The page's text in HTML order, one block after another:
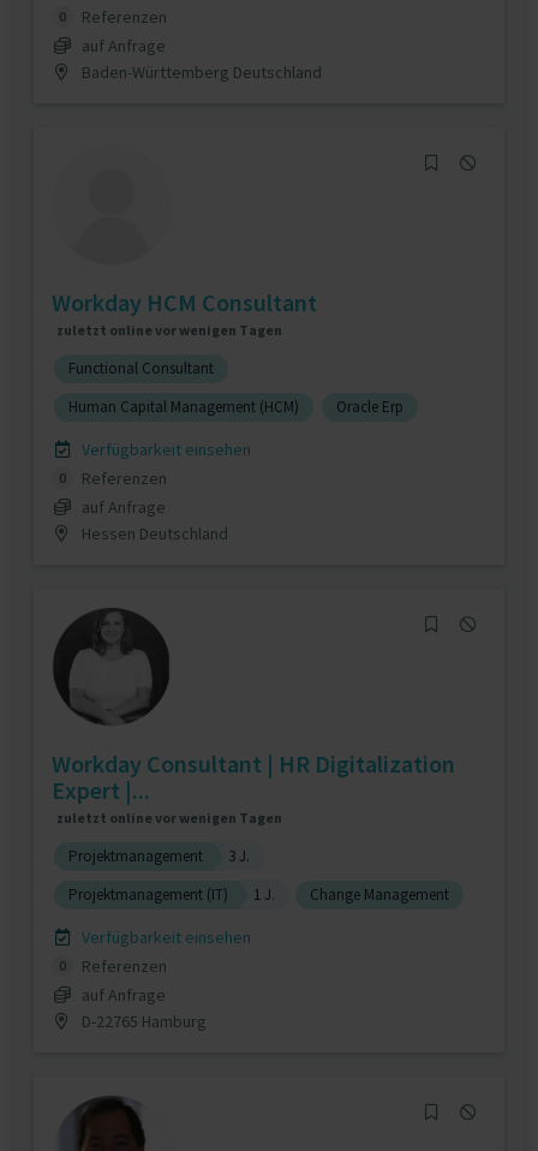
0
Referenzen
auf Anfrage
Baden-Württemberg Deutschland
Workday HCM Consultant
zuletzt online vor wenigen Tagen
Functional Consultant
Human Capital Management (HCM)
Oracle Erp
Verfügbarkeit einsehen
0
Referenzen
auf Anfrage
Hessen Deutschland
Workday Consultant | HR Digitalization
Expert |...
zuletzt online vor wenigen Tagen
Projektmanagement
3 J.
Projektmanagement (IT)
1 J. Change Management
Verfügbarkeit einsehen
0
Referenzen
auf Anfrage
D-22765 Hamburg